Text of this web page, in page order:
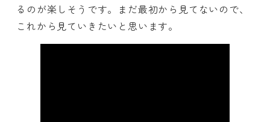
るのが楽しそうです。まだ最初から見てないので、
これから見ていきたいと思います。